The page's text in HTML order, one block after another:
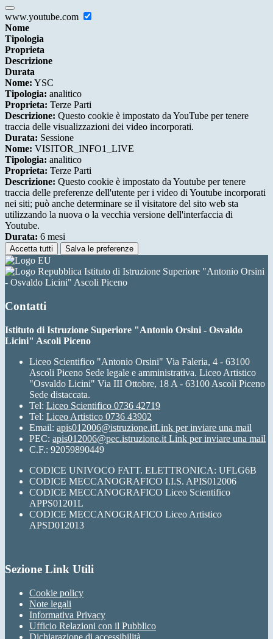
www.youtube.com
Nome
Tipologia
Proprieta
Descrizione
Durata
Nome: YSC
Tipologia: analitico
Proprieta: Terze Parti
Descrizione: Questo cookie è impostato da YouTube per tenere
traccia delle visualizzazioni dei video incorporati.
Durata: Sessione
Nome: VISITOR_INFO1_LIVE
Tipologia: analitico
Proprieta: Terze Parti
Descrizione: Questo cookie è impostato da Youtube per tenere
traccia delle preferenze dell'utente per i video di Youtube incorporati
nei siti; può anche determinare se il visitatore del sito web sta
utilizzando la nuova o la vecchia versione dell'interfaccia di
Youtube.
Durata: 6 mesi
Accetta tutti Salva le preferenze
Istituto di Istruzione Superiore "Antonio Orsini
- Osvaldo Licini" Ascoli Piceno
Contatti
Istituto di Istruzione Superiore "Antonio Orsini - Osvaldo
Licini" Ascoli Piceno
Liceo Scientifico "Antonio Orsini" Via Faleria, 4 - 63100
Ascoli Piceno Sede legale e amministrativa. Liceo Artistico
"Osvaldo Licini" Via III Ottobre, 18 A - 63100 Ascoli Piceno
Sede distaccata.
Tel: Liceo Scientifico 0736 42719
Tel: Liceo Artistico 0736 43902
Email: apis012006@istruzione.itLink per inviare una mail
PEC: apis012006@pec.istruzione.it Link per inviare una mail
C.F.: 92059890449
CODICE UNIVOCO FATT. ELETTRONICA: UFLG6B
CODICE MECCANOGRAFICO I.I.S. APIS012006
CODICE MECCANOGRAFICO Liceo Scientifico
APPS01201L
CODICE MECCANOGRAFICO Liceo Artistico
APSD012013
Sezione Link Utili
Cookie policy
Note legali
Informativa Privacy
Ufficio Relazioni con il Pubblico
Dichiarazione di accessibilità